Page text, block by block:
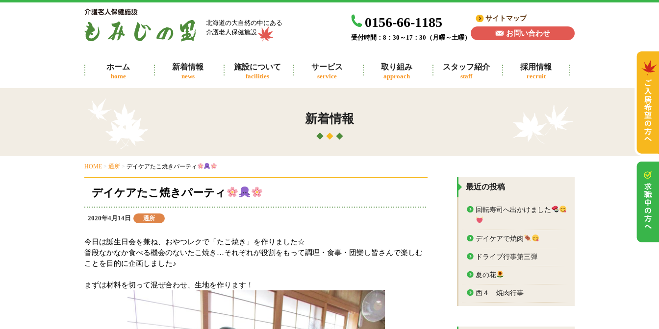
北海道の大自然の中にある
介護老人保健施設
0156-66-1185
受付時間：8：30～17：30（月曜～土曜）
サイトマップ
お問い合わせ
ホーム
home
新着情報
news
施設について
facilities
サービス
service
取り組み
approach
スタッフ紹介
staff
採用情報
recruit
新着情報
HOME > 通所 > デイケアたこ焼きパーティ
デイケアたこ焼きパーティ
投
2020年4月14日 カ
リ
ー
通所
今日は誕生日会を兼ね、おやつレクで「たこ焼き」を作りました☆
普段なかなか食べる機会のないたこ焼き…それぞれが役割をもって調理・食事・団欒し皆さんで楽しむ
ことを目的に企画しました♪
まずは材料を切って混ぜ合わせ、生地を作ります！
最近の投稿
回転寿司へ出かけました
デイケアで焼肉
ドライブ行事第三弾
夏の花
西４ 焼肉行事